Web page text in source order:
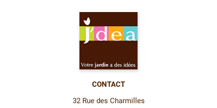
CONTACT
32 Rue des Charmilles